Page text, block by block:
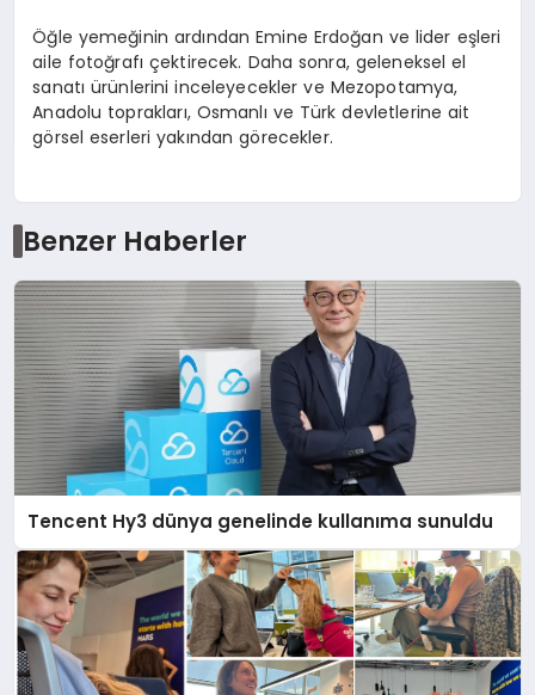
Öğle yemeğinin ardından Emine Erdoğan ve lider eşleri
aile fotoğrafı çektirecek. Daha sonra, geleneksel el
sanatı ürünlerini inceleyecekler ve Mezopotamya,
Anadolu toprakları, Osmanlı ve Türk devletlerine ait
görsel eserleri yakından görecekler.
Benzer Haberler
Tencent Hy3 dünya genelinde kullanıma sunuldu